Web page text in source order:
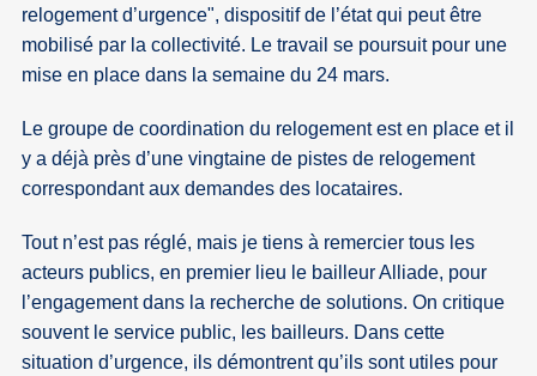
relogement d’urgence", dispositif de l’état qui peut être
mobilisé par la collectivité. Le travail se poursuit pour une
mise en place dans la semaine du 24 mars.
Le groupe de coordination du relogement est en place et il
y a déjà près d’une vingtaine de pistes de relogement
correspondant aux demandes des locataires.
Tout n’est pas réglé, mais je tiens à remercier tous les
acteurs publics, en premier lieu le bailleur Alliade, pour
l’engagement dans la recherche de solutions. On critique
souvent le service public, les bailleurs. Dans cette
situation d’urgence, ils démontrent qu’ils sont utiles pour